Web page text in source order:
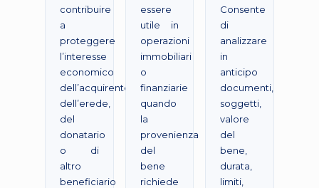
contribuire
a
proteggere
l’interesse
economico
dell’acquirente,
dell’erede,
del
donatario
o di
altro
beneficiario
essere
utile in
operazioni
immobiliari
o
finanziarie
quando
la
provenienza
del
bene
richiede
Consente
di
analizzare
in
anticipo
documenti,
soggetti,
valore
del
bene,
durata,
limiti,